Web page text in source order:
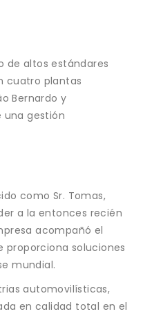
de altos estándares
cuatro plantas
Bernardo y
una gestión
como Sr. Tomas,
a la entonces recién
acompañó el
soluciones
mundial.
automovilísticas,
en calidad total en el